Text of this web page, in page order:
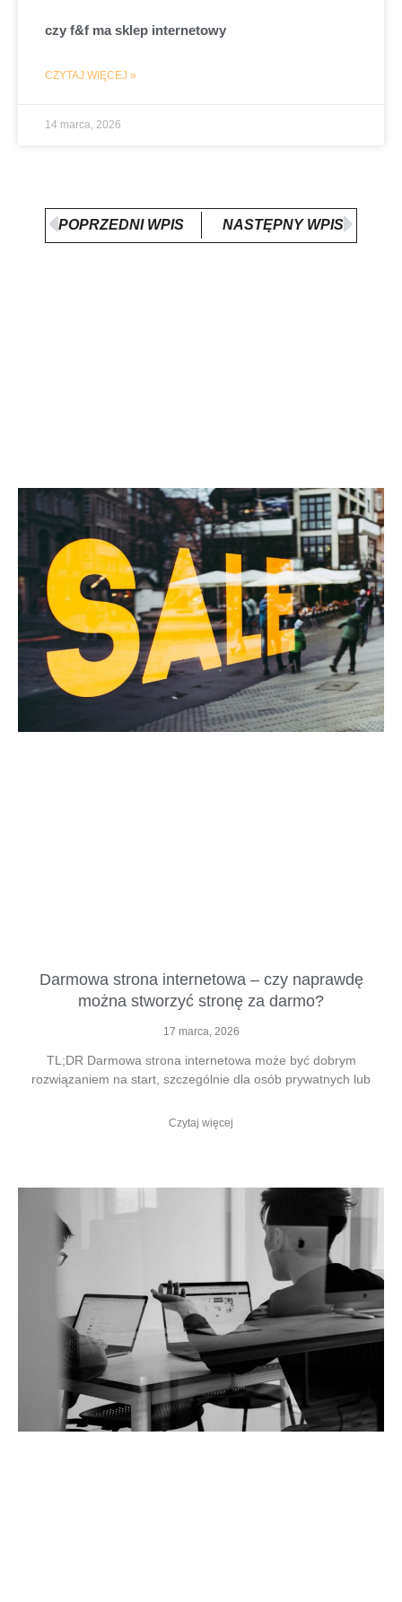
czy f&f ma sklep internetowy
CZYTAJ WIĘCEJ »
14 marca, 2026
Prev
POPRZEDNI WPIS NASTĘPNY WPISNext
Darmowa strona internetowa – czy naprawdę
można stworzyć stronę za darmo?
17 marca, 2026
TL;DR Darmowa strona internetowa może być dobrym
rozwiązaniem na start, szczególnie dla osób prywatnych lub
Czytaj więcej